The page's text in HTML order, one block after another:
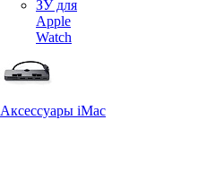
ЗУ для
Apple
Watch
Аксессуары iMac